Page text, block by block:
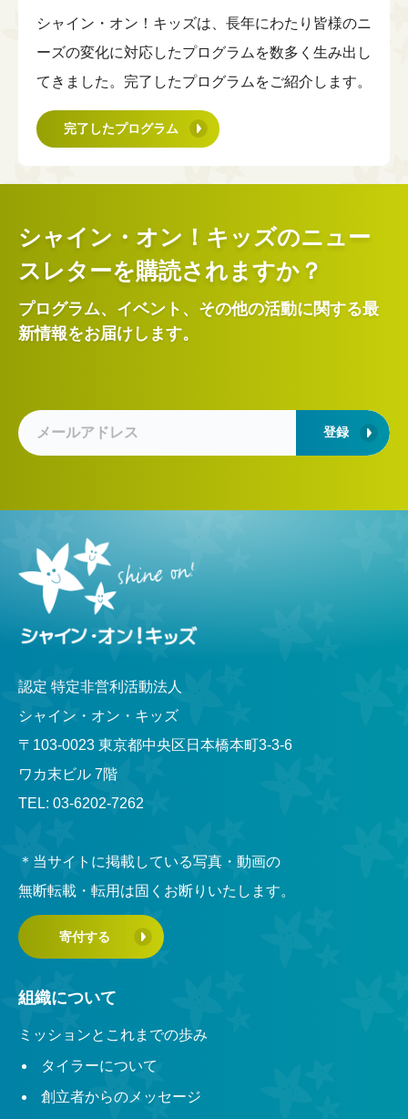
シャイン・オン！キッズは、長年にわたり皆様のニ
ーズの変化に対応したプログラムを数多く生み出し
てきました。完了したプログラムをご紹介します。
完了したプログラム
シャイン・オン！キッズのニュー
スレターを購読されますか？
プログラム、イベント、その他の活動に関する最
新情報をお届けします。
登録
認定 特定非営利活動法人
シャイン・オン・キッズ
〒103-0023 東京都中央区日本橋本町3-3-6
ワカ末ビル 7階
TEL: 03-6202-7262
＊当サイトに掲載している写真・動画の
無断転載・転用は固くお断りいたします。
寄付する
組織について
ミッションとこれまでの歩み
タイラーについて
創立者からのメッセージ